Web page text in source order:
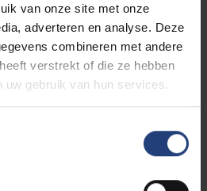
van onze site met onze
adverteren en analyse. Deze
combineren met andere
verstrekt of die ze hebben
uw gebruik van hun services.
secundair,
(biologie, chemie,